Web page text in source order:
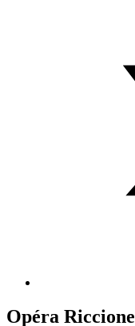
Opéra Riccione